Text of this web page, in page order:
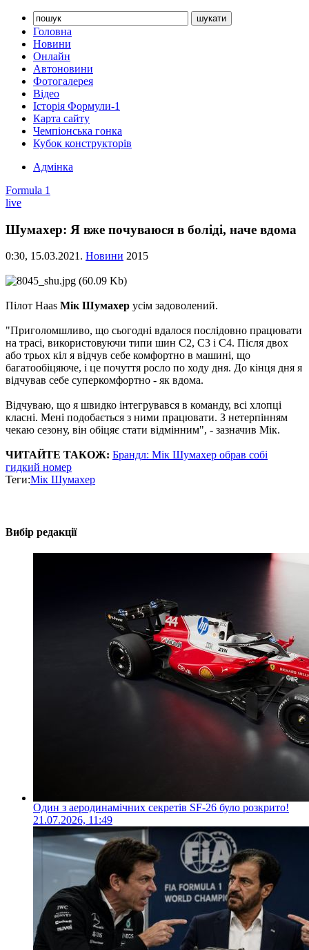
Головна
Новини
Онлайн
Автоновини
Фотогалерея
Відео
Історія Формули-1
Карта сайту
Чемпіонська гонка
Кубок конструкторів
Адмінка
Formula 1
live
Шумахер: Я вже почуваюся в боліді, наче вдома
0:30, 15.03.2021. Новини 2015
Пілот Haas Мік Шумахер усім задоволений.
"Приголомшливо, що сьогодні вдалося послідовно працювати
на трасі, використовуючи типи шин С2, С3 і С4. Після двох
або трьох кіл я відчув себе комфортно в машині, що
багатообіцяюче, і це почуття росло по ходу дня. До кінця дня я
відчував себе суперкомфортно - як вдома.
Відчуваю, що я швидко інтегрувався в команду, всі хлопці
класні. Мені подобається з ними працювати. З нетерпінням
чекаю сезону, він обіцяє стати відмінним", - зазначив Мік.
ЧИТАЙТЕ ТАКОЖ: Брандл: Мік Шумахер обрав собі
гидкий номер
Теги:Мік Шумахер
Вибір редакції
Один з аеродинамічних секретів SF-26 було розкрито!
21.07.2026, 11:49